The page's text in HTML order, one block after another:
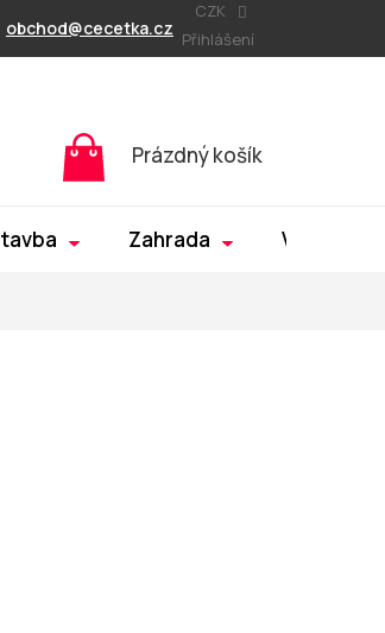
obchod@cecetka.cz
CZK
Přihlášení
Nákupní
košík
Prázdný košík
Zahrada Výprodej